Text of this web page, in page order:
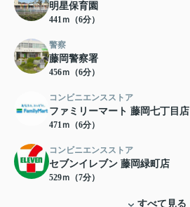
明星保育園
441ｍ（6分）
警察
藤岡警察署
456ｍ（6分）
コンビニエンスストア
ファミリーマート 藤岡七丁目店
471ｍ（6分）
コンビニエンスストア
セブンイレブン 藤岡緑町店
529ｍ（7分）
すべて見る